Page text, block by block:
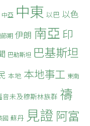
中亞 中東 以巴 以色
期 伊朗 南亞印
巴勒斯坦 巴基斯坦
本地 本地事工 東南
音未及穆斯林族群 禱
國 蘇丹 見證 阿富